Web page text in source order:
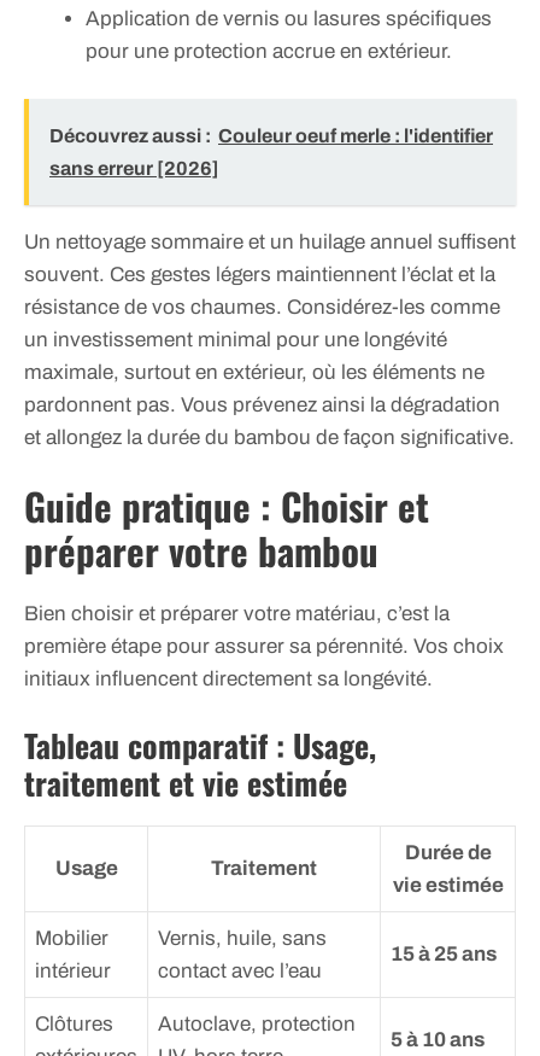
Application de vernis ou lasures spécifiques
pour une protection accrue en extérieur.
Découvrez aussi : Couleur oeuf merle : l'identifier
sans erreur [2026]
Un nettoyage sommaire et un huilage annuel suffisent
souvent. Ces gestes légers maintiennent l’éclat et la
résistance de vos chaumes. Considérez-les comme
un investissement minimal pour une longévité
maximale, surtout en extérieur, où les éléments ne
pardonnent pas. Vous prévenez ainsi la dégradation
et allongez la durée du bambou de façon significative.
Guide pratique : Choisir et
préparer votre bambou
Bien choisir et préparer votre matériau, c’est la
première étape pour assurer sa pérennité. Vos choix
initiaux influencent directement sa longévité.
Tableau comparatif : Usage,
traitement et vie estimée
Usage Traitement
Durée de
vie estimée
Mobilier
intérieur
Vernis, huile, sans
contact avec l’eau
15 à 25 ans
Clôtures
Autoclave, protection
5 à 10 ans